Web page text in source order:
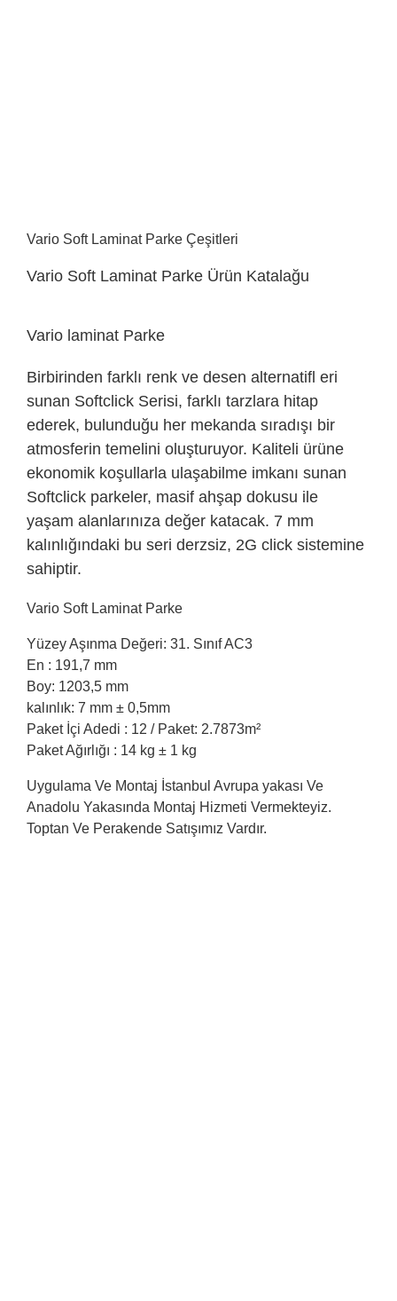
Vario Soft Laminat Parke Çeşitleri
Vario Soft Laminat Parke Ürün Katalağu
Vario laminat Parke
Birbirinden farklı renk ve desen alternatifl eri
sunan Softclick Serisi, farklı tarzlara hitap
ederek, bulunduğu her mekanda sıradışı bir
atmosferin temelini oluşturuyor. Kaliteli ürüne
ekonomik koşullarla ulaşabilme imkanı sunan
Softclick parkeler, masif ahşap dokusu ile
yaşam alanlarınıza değer katacak. 7 mm
kalınlığındaki bu seri derzsiz, 2G click sistemine
sahiptir.
Vario Soft Laminat Parke
Yüzey Aşınma Değeri: 31. Sınıf AC3
En : 191,7 mm
Boy: 1203,5 mm
kalınlık: 7 mm ± 0,5mm
Paket İçi Adedi : 12 / Paket: 2.7873m²
Paket Ağırlığı : 14 kg ± 1 kg
Uygulama Ve Montaj İstanbul Avrupa yakası Ve
Anadolu Yakasında Montaj Hizmeti Vermekteyiz.
Toptan Ve Perakende Satışımız Vardır.